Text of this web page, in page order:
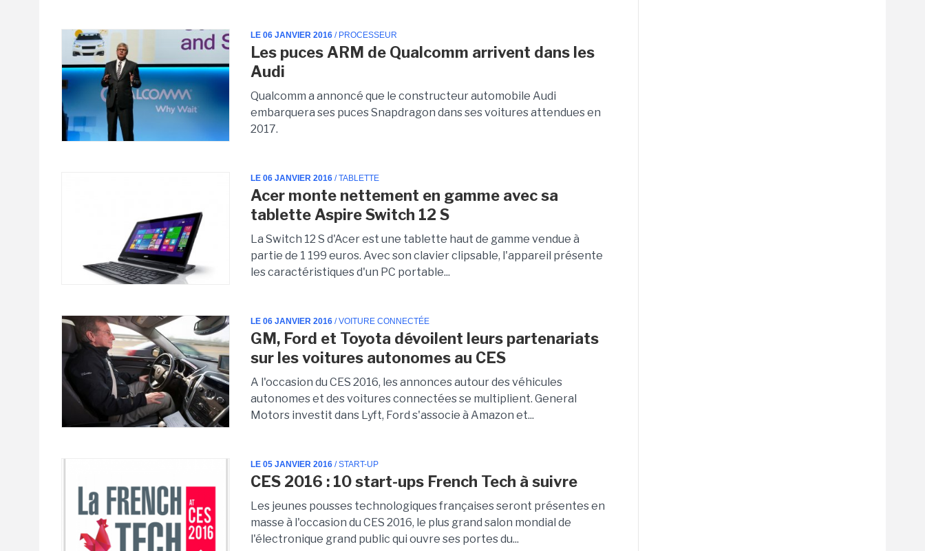
LE 06 JANVIER 2016 / PROCESSEUR
Les puces ARM de Qualcomm arrivent dans les
Audi
Qualcomm a annoncé que le constructeur automobile Audi
embarquera ses puces Snapdragon dans ses voitures attendues en
2017.
LE 06 JANVIER 2016 / TABLETTE
Acer monte nettement en gamme avec sa
tablette Aspire Switch 12 S
La Switch 12 S d'Acer est une tablette haut de gamme vendue à
partie de 1 199 euros. Avec son clavier clipsable, l'appareil présente
les caractéristiques d'un PC portable...
LE 06 JANVIER 2016 / VOITURE CONNECTÉE
GM, Ford et Toyota dévoilent leurs partenariats
sur les voitures autonomes au CES
A l'occasion du CES 2016, les annonces autour des véhicules
autonomes et des voitures connectées se multiplient. General
Motors investit dans Lyft, Ford s'associe à Amazon et...
LE 05 JANVIER 2016 / START-UP
CES 2016 : 10 start-ups French Tech à suivre
Les jeunes pousses technologiques françaises seront présentes en
masse à l'occasion du CES 2016, le plus grand salon mondial de
l'électronique grand public qui ouvre ses portes du...